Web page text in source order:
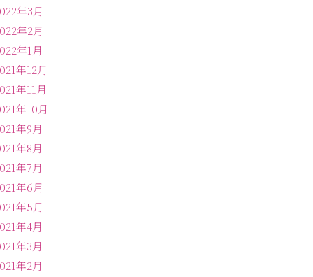
年3月
年2月
年1月
年12月
年11月
年10月
年9月
年8月
年7月
年6月
年5月
年4月
年3月
年2月